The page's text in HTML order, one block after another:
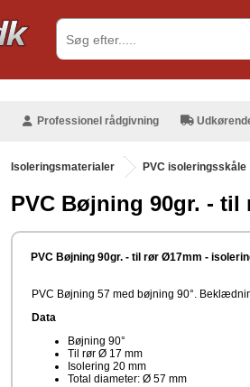
Professionel rådgivning
Isoleringsmaterialer PVC isoleringsskåle
PVC Bøjning 90gr. -
PVC Bøjning 90gr. - til rør Ø17mm -
PVC Bøjning 57 med bøjning 90°.
Data
Bøjning 90°
Til rør Ø 17 mm
Isolering 20 mm
Total diameter: Ø 57 mm